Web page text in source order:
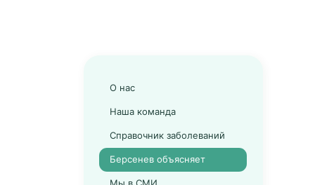
О нас
Наша команда
Справочник заболеваний
Берсенев объясняет